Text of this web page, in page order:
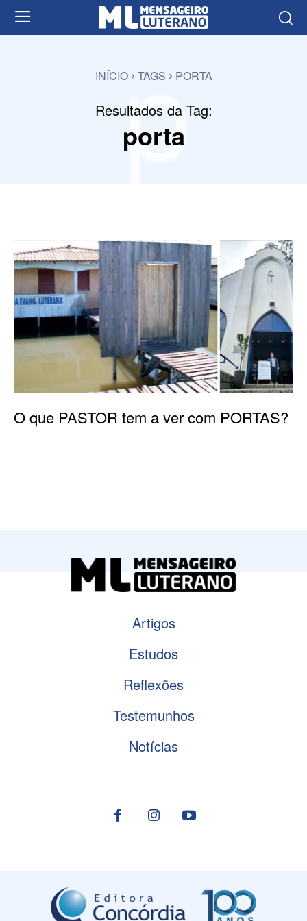
INÍCIO TAGS PORTA
Resultados da Tag:
porta
p
O que PASTOR tem a ver com PORTAS?
Artigos
Estudos
Reflexões
Testemunhos
Notícias